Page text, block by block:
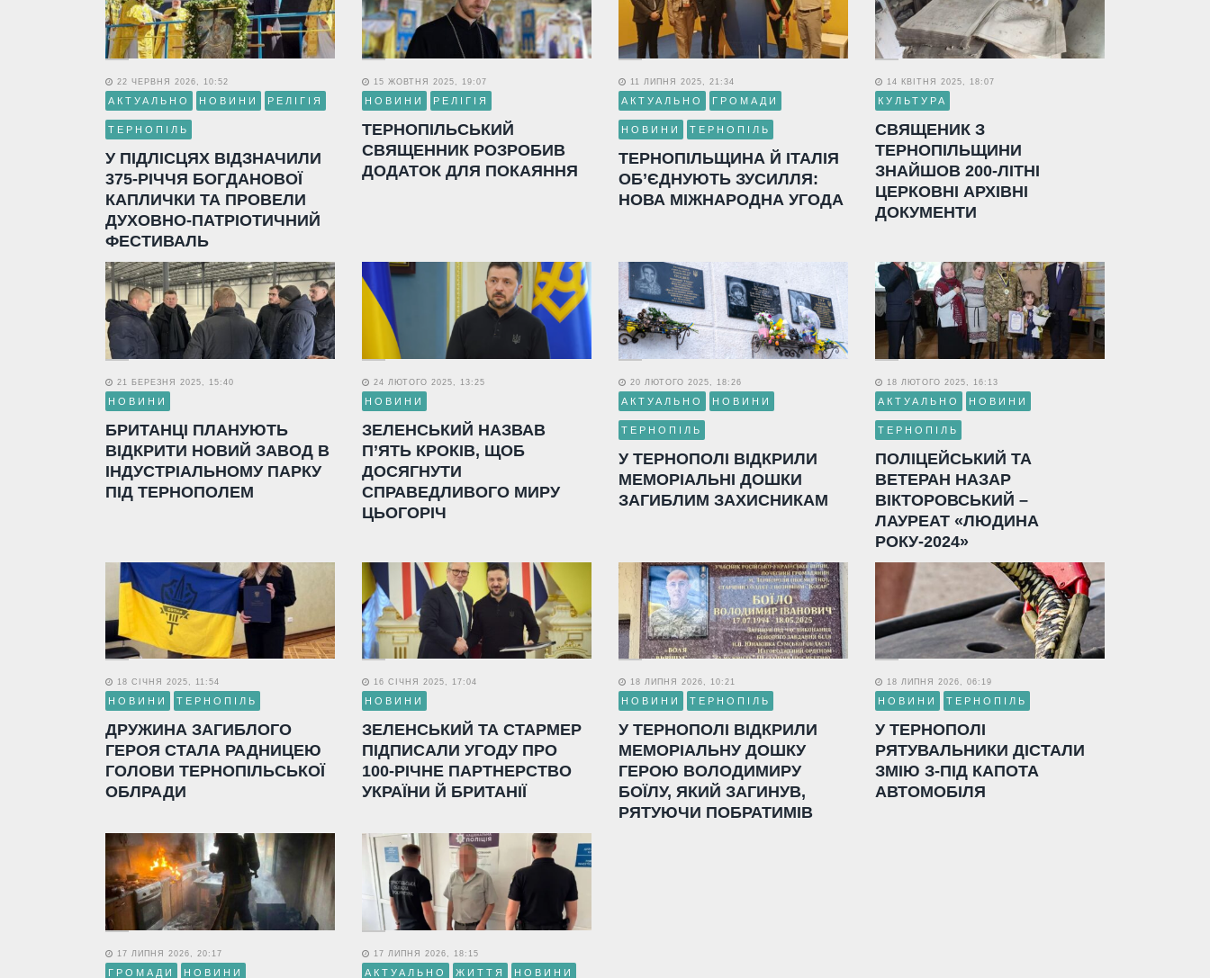
22 ЧЕРВНЯ 2026, 10:52
АКТУАЛЬНО НОВИНИ РЕЛІГІЯ
ТЕРНОПІЛЬ
У ПІДЛІСЦЯХ ВІДЗНАЧИЛИ
375-РІЧЧЯ БОГДАНОВОЇ
КАПЛИЧКИ ТА ПРОВЕЛИ
ДУХОВНО-ПАТРІОТИЧНИЙ
ФЕСТИВАЛЬ
15 ЖОВТНЯ 2025, 19:07
НОВИНИ РЕЛІГІЯ
ТЕРНОПІЛЬСЬКИЙ
СВЯЩЕННИК РОЗРОБИВ
ДОДАТОК ДЛЯ ПОКАЯННЯ
11 ЛИПНЯ 2025, 21:34
АКТУАЛЬНО ГРОМАДИ
НОВИНИ ТЕРНОПІЛЬ
ТЕРНОПІЛЬЩИНА Й ІТАЛІЯ
ОБ’ЄДНУЮТЬ ЗУСИЛЛЯ:
НОВА МІЖНАРОДНА УГОДА
14 КВІТНЯ 2025, 18:07
КУЛЬТУРА
СВЯЩЕНИК З
ТЕРНОПІЛЬЩИНИ
ЗНАЙШОВ 200-ЛІТНІ
ЦЕРКОВНІ АРХІВНІ
ДОКУМЕНТИ
21 БЕРЕЗНЯ 2025, 15:40
НОВИНИ
БРИТАНЦІ ПЛАНУЮТЬ
ВІДКРИТИ НОВИЙ ЗАВОД В
ІНДУСТРІАЛЬНОМУ ПАРКУ
ПІД ТЕРНОПОЛЕМ
24 ЛЮТОГО 2025, 13:25
НОВИНИ
ЗЕЛЕНСЬКИЙ НАЗВАВ
П’ЯТЬ КРОКІВ, ЩОБ
ДОСЯГНУТИ
СПРАВЕДЛИВОГО МИРУ
ЦЬОГОРІЧ
20 ЛЮТОГО 2025, 18:26
АКТУАЛЬНО НОВИНИ
ТЕРНОПІЛЬ
У ТЕРНОПОЛІ ВІДКРИЛИ
МЕМОРІАЛЬНІ ДОШКИ
ЗАГИБЛИМ ЗАХИСНИКАМ
18 ЛЮТОГО 2025, 16:13
АКТУАЛЬНО НОВИНИ
ТЕРНОПІЛЬ
ПОЛІЦЕЙСЬКИЙ ТА
ВЕТЕРАН НАЗАР
ВІКТОРОВСЬКИЙ –
ЛАУРЕАТ «ЛЮДИНА
РОКУ-2024»
18 СІЧНЯ 2025, 11:54
НОВИНИ ТЕРНОПІЛЬ
ДРУЖИНА ЗАГИБЛОГО
ГЕРОЯ СТАЛА РАДНИЦЕЮ
ГОЛОВИ ТЕРНОПІЛЬСЬКОЇ
ОБЛРАДИ
16 СІЧНЯ 2025, 17:04
НОВИНИ
ЗЕЛЕНСЬКИЙ ТА СТАРМЕР
ПІДПИСАЛИ УГОДУ ПРО
100-РІЧНЕ ПАРТНЕРСТВО
УКРАЇНИ Й БРИТАНІЇ
18 ЛИПНЯ 2026, 10:21
НОВИНИ ТЕРНОПІЛЬ
У ТЕРНОПОЛІ ВІДКРИЛИ
МЕМОРІАЛЬНУ ДОШКУ
ГЕРОЮ ВОЛОДИМИРУ
БОЇЛУ, ЯКИЙ ЗАГИНУВ,
РЯТУЮЧИ ПОБРАТИМІВ
18 ЛИПНЯ 2026, 06:19
НОВИНИ ТЕРНОПІЛЬ
У ТЕРНОПОЛІ
РЯТУВАЛЬНИКИ ДІСТАЛИ
ЗМІЮ З-ПІД КАПОТА
АВТОМОБІЛЯ
17 ЛИПНЯ 2026, 20:17
ГРОМАДИ НОВИНИ
17 ЛИПНЯ 2026, 18:15
АКТУАЛЬНО ЖИТТЯ НОВИНИ